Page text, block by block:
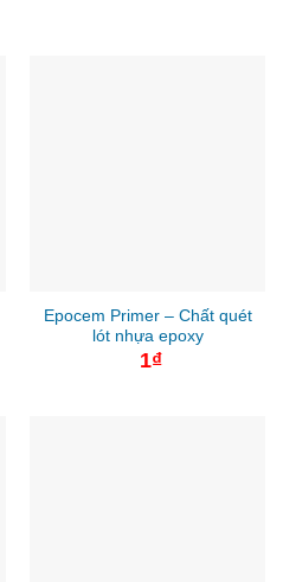
Epocem Primer – Chất quét
lót nhựa epoxy
1₫